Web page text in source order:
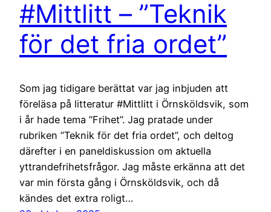
#Mittlitt – ”Teknik
för det fria ordet”
Som jag tidigare berättat var jag inbjuden att
föreläsa på litteratur #Mittlitt i Örnsköldsvik, som
i år hade tema ”Frihet”. Jag pratade under
rubriken ”Teknik för det fria ordet”, och deltog
därefter i en paneldiskussion om aktuella
yttrandefrihetsfrågor. Jag måste erkänna att det
var min första gång i Örnsköldsvik, och då
kändes det extra roligt…